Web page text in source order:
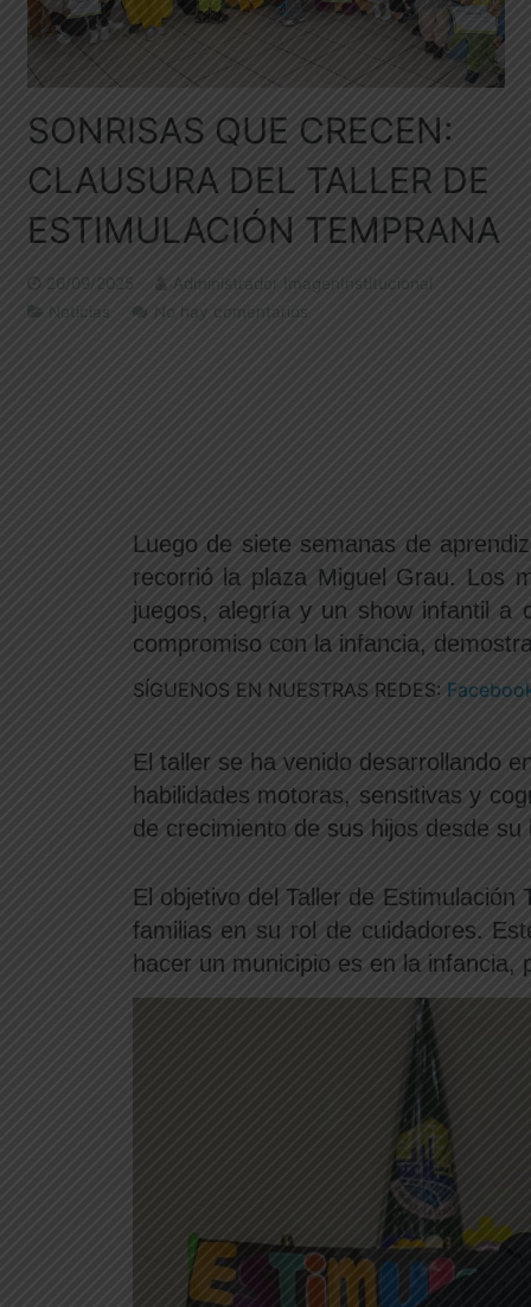
SONRISAS QUE CRECEN:
CLAUSURA DEL TALLER DE
ESTIMULACIÓN TEMPRANA
26/09/2025
Administrador ImagenInstitucional
Noticias
No hay comentarios
Luego de siete semanas de
recorrió la plaza Miguel Grau. Los
juegos, alegría y un show infantil a
compromiso con la infancia,
SÍGUENOS EN NUESTRAS REDES:
El taller se ha venido desarrollando
habilidades motoras, sensitivas y
de crecimiento de sus hijos desde su
El objetivo del Taller de
familias en su rol de cuidadores.
hacer un municipio es en la